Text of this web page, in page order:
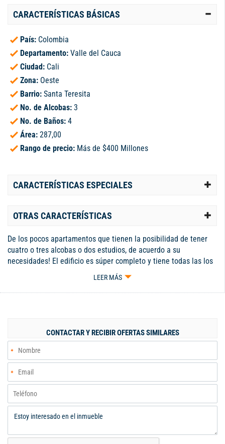
CARACTERÍSTICAS BÁSICAS
País: Colombia
Departamento: Valle del Cauca
Ciudad: Cali
Zona: Oeste
Barrio: Santa Teresita
No. de Alcobas: 3
No. de Baños: 4
Área: 287,00
Rango de precio: Más de $400 Millones
CARACTERÍSTICAS ESPECIALES
OTRAS CARACTERÍSTICAS
De los pocos apartamentos que tienen la posibilidad de tener
cuatro o tres alcobas o dos estudios, de acuerdo a su
necesidades! El edificio es súper completo y tiene todas las los
amenices que uno busca en un apartamento de esta calidad. La
frente. Nadie le podrá tapar la vista. 3 parqueaderos
LEER MÁS
CONTACTAR Y RECIBIR OFERTAS SIMILARES